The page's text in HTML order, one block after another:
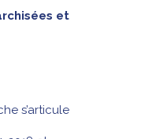
et
s’articule